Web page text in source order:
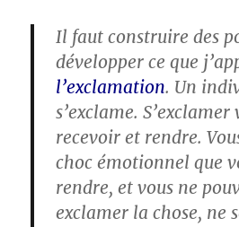
Il faut construire des
développer ce que
l’exclamation. Un
s’exclame.
recevoir et rendre.
choc émotionnel que
rendre, et vous ne
exclamer la chose, ne